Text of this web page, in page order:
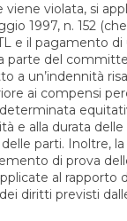
violata, si
1997, n. 152
e il pagamento
parte del
a un’indennità
ai compensi
determinata
e alla durata delle
parti. Inoltre, la
di prova
al rapporto
diritti previsti